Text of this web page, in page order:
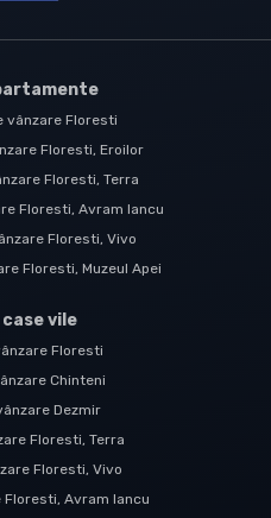
vânzare Floresti
Floresti, Eroilor
Floresti, Terra
Floresti, Avram Iancu
Floresti, Vivo
Floresti, Muzeul Apei
vile
Floresti
Chinteni
Dezmir
Floresti, Terra
Floresti, Vivo
Avram Iancu